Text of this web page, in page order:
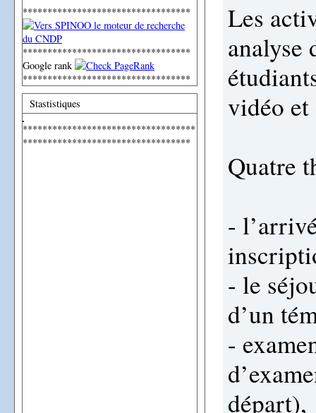
**********************************
**********************************
Google rank
**********************************
Stastistiques
***********************************
**********************************
Les
analyse
vidéo et
Quatre
-
- le
d’un
-
départ),